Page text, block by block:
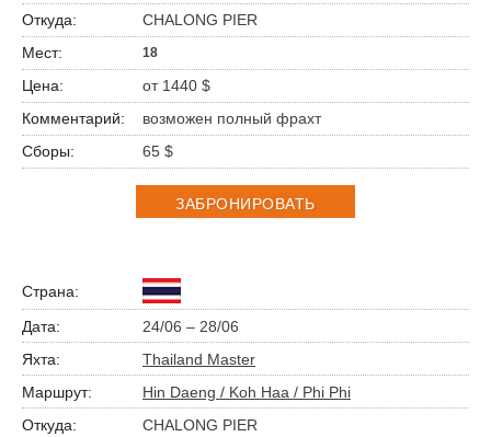
CHALONG PIER
18
от 1440 $
возможен полный фрахт
65 $
ЗАБРОНИРОВАТЬ
24/06 – 28/06
Thailand Master
Hin Daeng / Koh Haa / Phi Phi
CHALONG PIER